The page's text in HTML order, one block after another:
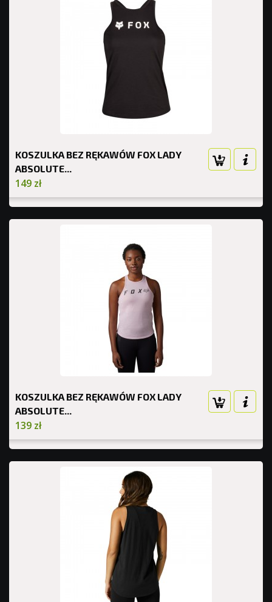
KOSZULKA BEZ RĘKAWÓW FOX LADY
ABSOLUTE...
149 zł
KOSZULKA BEZ RĘKAWÓW FOX LADY
ABSOLUTE...
139 zł